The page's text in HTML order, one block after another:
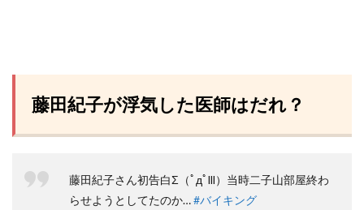
藤田紀子が浮気した医師はだれ？
藤田紀子さん初告白Σ（ﾟдﾟlll）当時二子山部屋終わ
らせようとしてたのか…#バイキング